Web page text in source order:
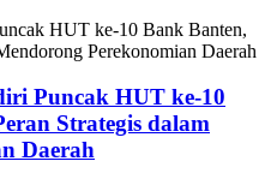
Puncak HUT ke-10
Strategis dalam
Daerah